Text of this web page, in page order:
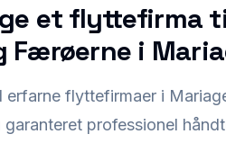
et flyttefirma
Færøerne i
erfarne flyttefirmaer i
professionel